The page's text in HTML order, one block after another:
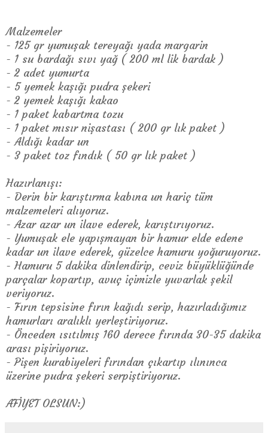
Malzemeler
- 125 gr yumuşak tereyağı yada margarin
- 1 su bardağı sıvı yağ ( 200 ml lik bardak )
- 2 adet yumurta
- 5 yemek kaşığı pudra şekeri
- 2 yemek kaşığı kakao
- 1 paket kabartma tozu
- 1 paket mısır nişastası ( 200 gr lık paket )
- Aldığı kadar un
- 3 paket toz fındık ( 50 gr lık paket )
Hazırlanışı:
- Derin bir karıştırma kabına un hariç tüm
malzemeleri alıyoruz.
- Azar azar un ilave ederek, karıştırıyoruz.
- Yumuşak ele yapışmayan bir hamur elde edene
kadar un ilave ederek, güzelce hamuru yoğuruyoruz.
- Hamuru 5 dakika dinlendirip, ceviz büyüklüğünde
parçalar kopartıp, avuç içimizle yuvarlak şekil
veriyoruz.
- Fırın tepsisine fırın kağıdı serip, hazırladığımız
hamurları aralıklı yerleştiriyoruz.
- Önceden ısıtılmış 160 derece fırında 30-35 dakika
arası pişiriyoruz.
- Pişen kurabiyeleri fırından çıkartıp ılınınca
üzerine pudra şekeri serpiştiriyoruz.
AFİYET OLSUN:)